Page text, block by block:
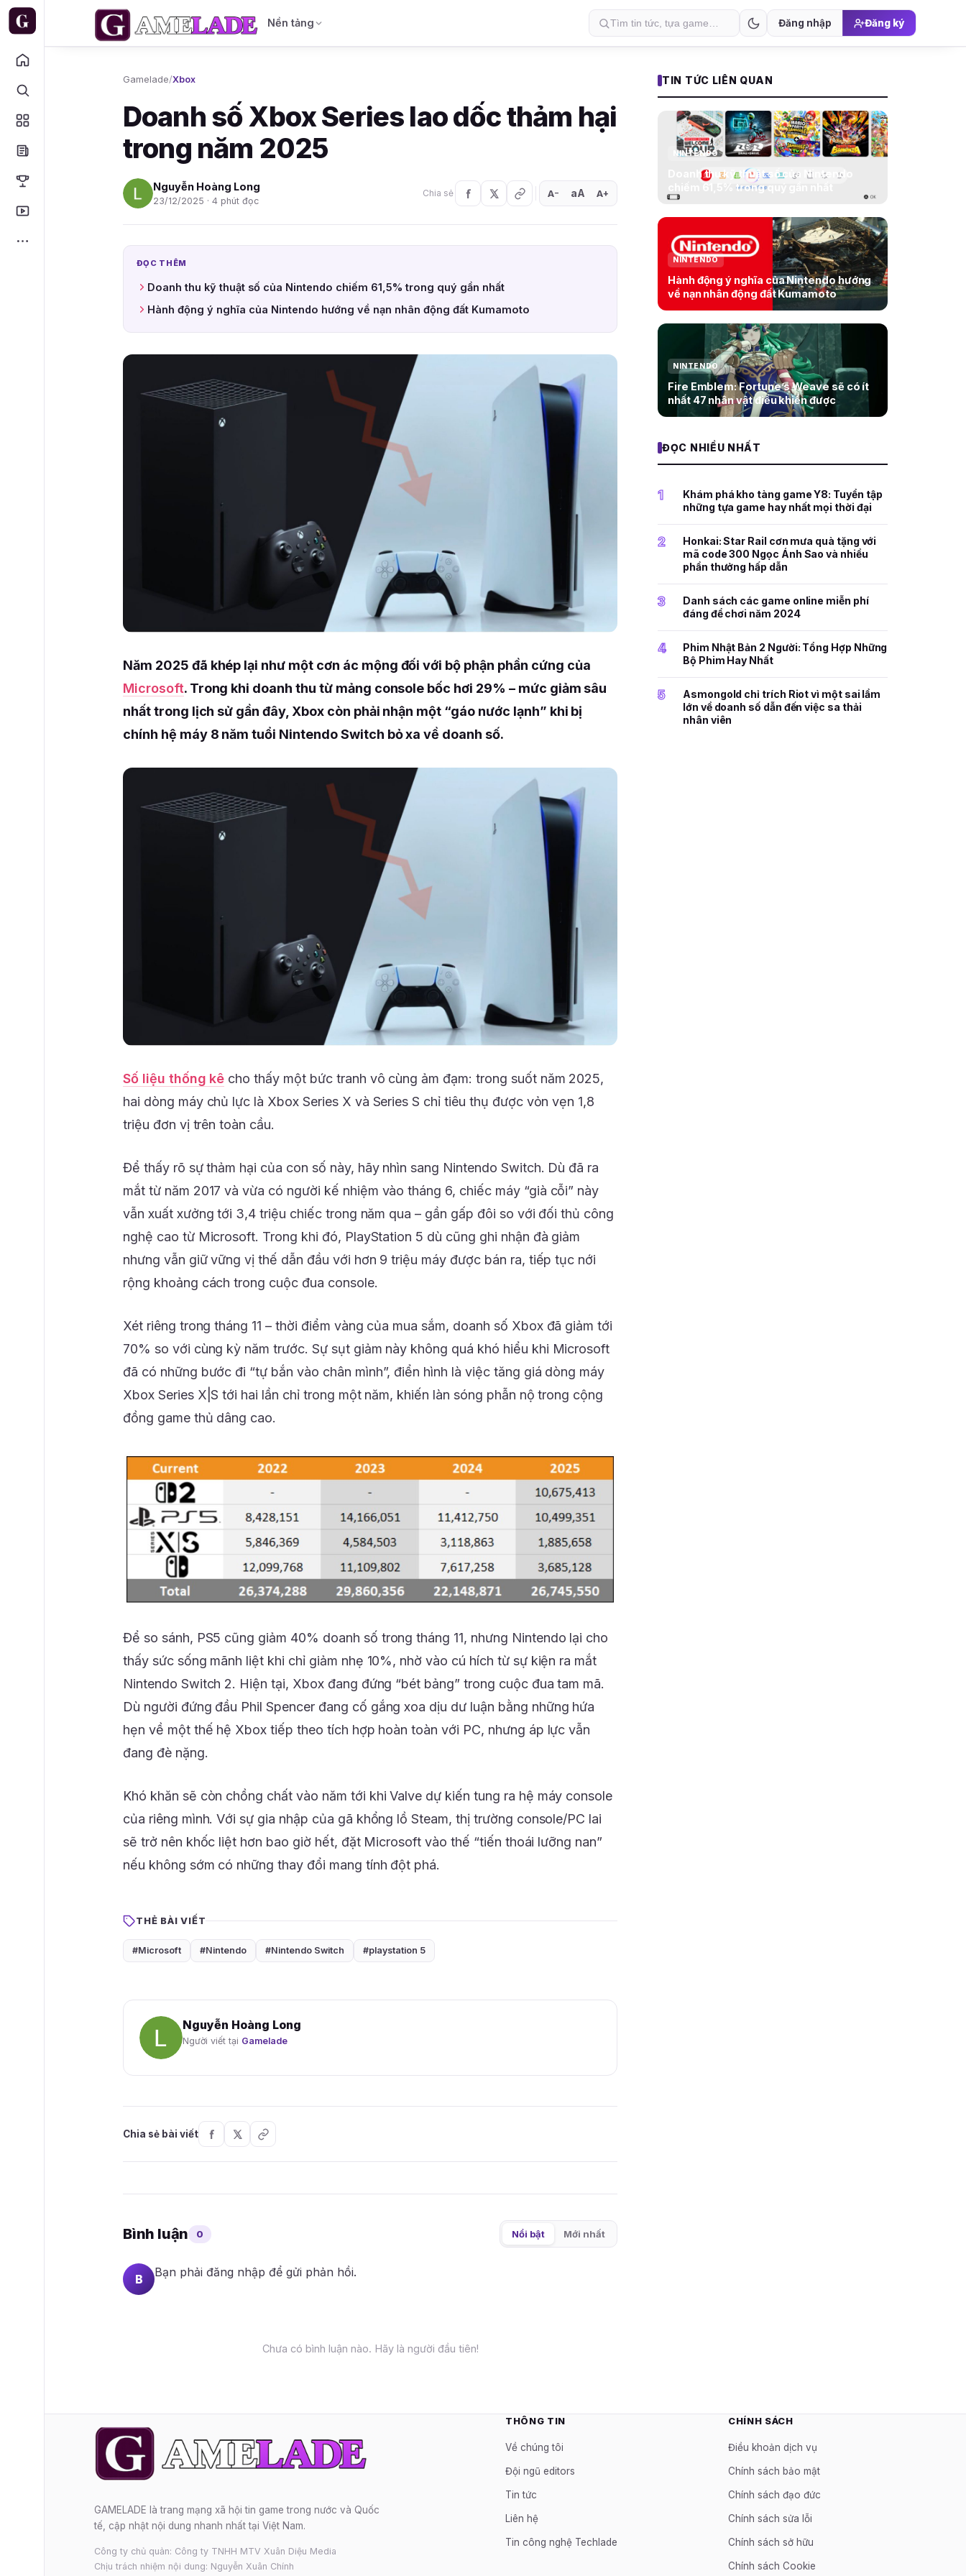
Nền tảng Đăng nhập Đăng ký
Gamelade/Xbox
Doanh số Xbox Series lao dốc thảm hại
trong năm 2025
Nguyễn Hoàng Long
23/12/2025 · 4 phút đọc
Chia sẻ A− aA A+
ĐỌC THÊM
Doanh thu kỹ thuật số của Nintendo chiếm 61,5% trong quý gần nhất
Hành động ý nghĩa của Nintendo hướng về nạn nhân động đất Kumamoto
Năm 2025 đã khép lại như một cơn ác mộng đối với bộ phận phần cứng của
Microsoft. Trong khi doanh thu từ mảng console bốc hơi 29% – mức giảm sâu
nhất trong lịch sử gần đây, Xbox còn phải nhận một “gáo nước lạnh” khi bị
chính hệ máy 8 năm tuổi Nintendo Switch bỏ xa về doanh số.
Số liệu thống kê cho thấy một bức tranh vô cùng ảm đạm: trong suốt năm 2025,
hai dòng máy chủ lực là Xbox Series X và Series S chỉ tiêu thụ được vỏn vẹn 1,8
triệu đơn vị trên toàn cầu.
Để thấy rõ sự thảm hại của con số này, hãy nhìn sang Nintendo Switch. Dù đã ra
mắt từ năm 2017 và vừa có người kế nhiệm vào tháng 6, chiếc máy “già cỗi” này
vẫn xuất xưởng tới 3,4 triệu chiếc trong năm qua – gần gấp đôi so với đối thủ công
nghệ cao từ Microsoft. Trong khi đó, PlayStation 5 dù cũng ghi nhận đà giảm
nhưng vẫn giữ vững vị thế dẫn đầu với hơn 9 triệu máy được bán ra, tiếp tục nới
rộng khoảng cách trong cuộc đua console.
Xét riêng trong tháng 11 – thời điểm vàng của mua sắm, doanh số Xbox đã giảm tới
70% so với cùng kỳ năm trước. Sự sụt giảm này không quá khó hiểu khi Microsoft
đã có những bước đi “tự bắn vào chân mình”, điển hình là việc tăng giá dòng máy
Xbox Series X|S tới hai lần chỉ trong một năm, khiến làn sóng phẫn nộ trong cộng
đồng game thủ dâng cao.
Để so sánh, PS5 cũng giảm 40% doanh số trong tháng 11, nhưng Nintendo lại cho
thấy sức sống mãnh liệt khi chỉ giảm nhẹ 10%, nhờ vào cú hích từ sự kiện ra mắt
Nintendo Switch 2. Hiện tại, Xbox đang đứng “bét bảng” trong cuộc đua tam mã.
Dù người đứng đầu Phil Spencer đang cố gắng xoa dịu dư luận bằng những hứa
hẹn về một thế hệ Xbox tiếp theo tích hợp hoàn toàn với PC, nhưng áp lực vẫn
đang đè nặng.
Khó khăn sẽ còn chồng chất vào năm tới khi Valve dự kiến tung ra hệ máy console
của riêng mình. Với sự gia nhập của gã khổng lồ Steam, thị trường console/PC lai
sẽ trở nên khốc liệt hơn bao giờ hết, đặt Microsoft vào thế “tiến thoái lưỡng nan”
nếu không sớm có những thay đổi mang tính đột phá.
THẺ BÀI VIẾT
#Microsoft #Nintendo #Nintendo Switch #playstation 5
Nguyễn Hoàng Long
Người viết tại Gamelade
Chia sẻ bài viết
Bình luận 0 Nổi bật Mới nhất
B Bạn phải đăng nhập để gửi phản hồi.
Chưa có bình luận nào. Hãy là người đầu tiên!
TIN TỨC LIÊN QUAN
NINTENDO
Doanh thu kỹ thuật số của Nintendo
chiếm 61,5% trong quý gần nhất
NINTENDO
Hành động ý nghĩa của Nintendo hướng
về nạn nhân động đất Kumamoto
NINTENDO
Fire Emblem: Fortune’s Weave sẽ có ít
nhất 47 nhân vật điều khiển được
ĐỌC NHIỀU NHẤT
1
Khám phá kho tàng game Y8: Tuyển tập
những tựa game hay nhất mọi thời đại
2
Honkai: Star Rail cơn mưa quà tặng với
mã code 300 Ngọc Ánh Sao và nhiều
phần thưởng hấp dẫn
3
Danh sách các game online miễn phí
đáng để chơi năm 2024
4
Phim Nhật Bản 2 Người: Tổng Hợp Những
Bộ Phim Hay Nhất
5
Asmongold chỉ trích Riot vì một sai lầm
lớn về doanh số dẫn đến việc sa thải
nhân viên
GAMELADE là trang mạng xã hội tin game trong nước và Quốc
tế, cập nhật nội dung nhanh nhất tại Việt Nam.
Công ty chủ quản: Công ty TNHH MTV Xuân Diệu Media
Chịu trách nhiệm nội dung: Nguyễn Xuân Chính
THÔNG TIN
Về chúng tôi
Đội ngũ editors
Tin tức
Liên hệ
Tin công nghệ Techlade
CHÍNH SÁCH
Điều khoản dịch vụ
Chính sách bảo mật
Chính sách đạo đức
Chính sách sửa lỗi
Chính sách sở hữu
Chính sách Cookie